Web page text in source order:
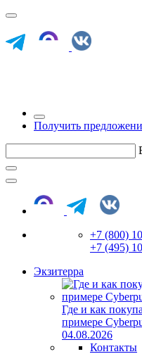
Получить
+7 (800)
+7 (495)
Экзитерра
Где и как
примере
04.08.2026
Контакты